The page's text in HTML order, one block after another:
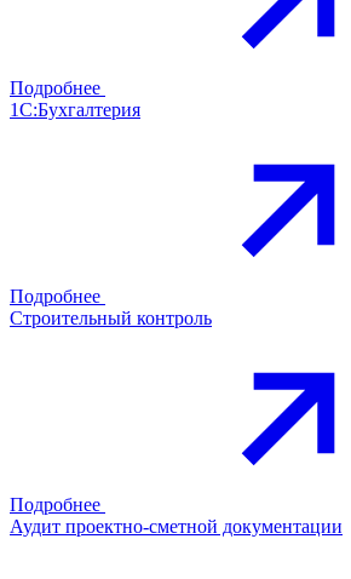
Подробнее
1С:Бухгалтерия
Подробнее
Строительный контроль
Подробнее
Аудит проектно-сметной документации